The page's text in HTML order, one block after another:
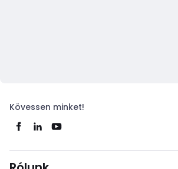
Kövessen minket!